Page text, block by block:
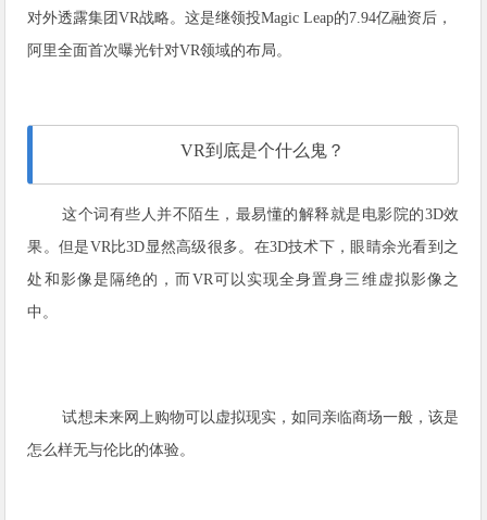
对外透露集团VR战略。这是继领投Magic Leap的7.94亿融资后，
阿里全面首次曝光针对VR领域的布局。
VR到底是个什么鬼？
这个词有些人并不陌生，最易懂的解释就是电影院的3D效
果。但是VR比3D显然高级很多。在3D技术下，眼睛余光看到之
处和影像是隔绝的，而VR可以实现全身置身三维虚拟影像之
中。
试想未来网上购物可以虚拟现实，如同亲临商场一般，该是
怎么样无与伦比的体验。